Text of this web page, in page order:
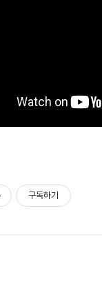
구독하기